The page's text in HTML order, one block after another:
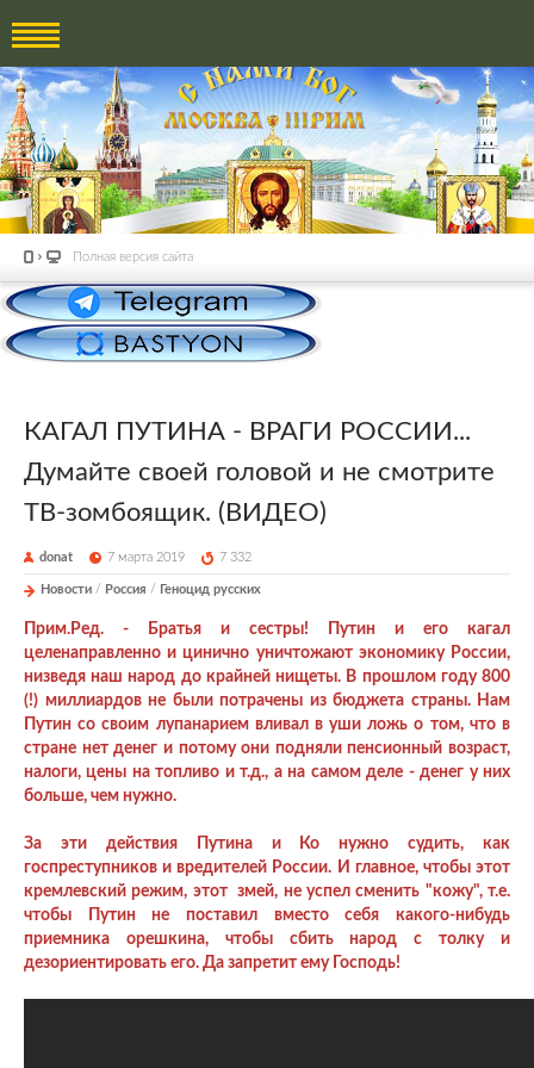
Полная версия сайта
КАГАЛ ПУТИНА - ВРАГИ РОССИИ...
Думайте своей головой и не смотрите
ТВ-зомбоящик. (ВИДЕО)
donat 7 марта 2019 7 332
Новости / Россия / Геноцид русских
Прим.Ред. - Братья и сестры! Путин и его кагал
целенаправленно и цинично уничтожают экономику России,
низведя наш народ до крайней нищеты. В прошлом году 800
(!) миллиардов не были потрачены из бюджета страны. Нам
Путин со своим лупанарием вливал в уши ложь о том, что в
стране нет денег и потому они подняли пенсионный возраст,
налоги, цены на топливо и т.д., а на самом деле - денег у них
больше, чем нужно.
За эти действия Путина и Ко нужно судить, как
госпреступников и вредителей России. И главное, чтобы этот
кремлевский режим, этот змей, не успел сменить "кожу", т.е.
чтобы Путин не поставил вместо себя какого-нибудь
приемника орешкина, чтобы сбить народ с толку и
дезориентировать его. Да запретит ему Господь!